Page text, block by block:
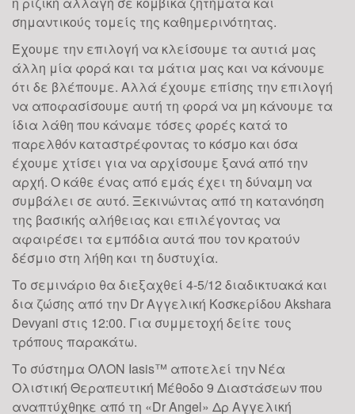
σημαντικούς τομείς της καθημερινότητας.
Έχουμε την επιλογή να κλείσουμε τα αυτιά μας
άλλη μία φορά και τα μάτια μας και να κάνουμε
ότι δε βλέπουμε. Αλλά έχουμε επίσης την επιλογή
να αποφασίσουμε αυτή τη φορά να μη κάνουμε τα
ίδια λάθη που κάναμε τόσες φορές κατά το
παρελθόν καταστρέφοντας το κόσμο και όσα
έχουμε χτίσει για να αρχίσουμε ξανά από την
αρχή. Ο κάθε ένας από εμάς έχει τη δύναμη να
συμβάλει σε αυτό. Ξεκινώντας από τη κατανόηση
της βασικής αλήθειας και επιλέγοντας να
αφαιρέσει τα εμπόδια αυτά που τον κρατούν
δέσμιο στη λήθη και τη δυστυχία.
Το σεμινάριο θα διεξαχθεί 4-5/12 διαδικτυακά και
δια ζώσης από την Dr Αγγελική Κοσκερίδου Akshara
Devyani στις 12:00. Για συμμετοχή δείτε τους
τρόπους παρακάτω.
Το σύστημα ΟΛΟΝ Iasis™ αποτελεί την Νέα
Ολιστική Θεραπευτική Μέθοδο 9 Διαστάσεων που
αναπτύχθηκε από τη «Dr Angel» Δρ Αγγελική